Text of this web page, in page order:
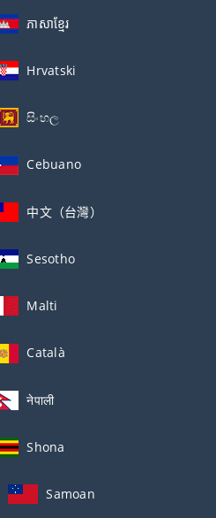
ភាសាខ្មែរ
Hrvatski
සිංහල
Cebuano
中文（台灣）
Sesotho
Malti
Català
नेपाली
Shona
Samoan